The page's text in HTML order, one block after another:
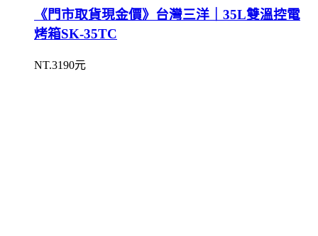
《門市取貨現金價》台灣三洋｜35L雙溫控電
烤箱SK-35TC
NT.3190元